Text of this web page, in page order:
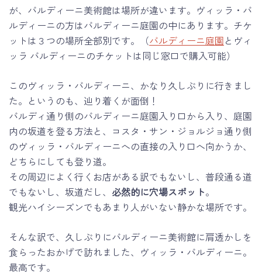
が、バルディーニ美術館は場所が違います。ヴィッラ・バ
ルディーニの方はバルディーニ庭園の中にあります。チケ
ットは３つの場所全部別です。（バルディーニ庭園とヴィ
ッラ バルディーニのチケットは同じ窓口で購入可能）
このヴィッラ・バルディーニ、かなり久しぶりに行きまし
た。というのも、辿り着くが面倒！
バルディ通り側のバルディーニ庭園入り口から入り、庭園
内の坂道を登る方法と、コスタ・サン・ジョルジョ通り側
のヴィッラ・バルディーニへの直接の入り口へ向かうか、
どちらにしても登り道。
その周辺によく行くお店がある訳でもないし、普段通る道
でもないし、坂道だし、 必然的に穴場スポット。
観光ハイシーズンでもあまり人がいない静かな場所です。
そんな訳で、久しぶりにバルディーニ美術館に肩透かしを
食らったおかげで訪れました、ヴィッラ・バルディーニ。
最高です。